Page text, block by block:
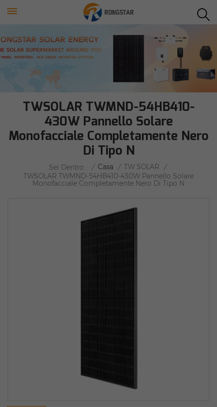
TWSOLAR TWMND-54HB410-
430W Pannello Solare
Monofacciale Completamente Nero
Di Tipo N
Sei Dentro : / Casa / TW SOLAR
/
TWSOLAR TWMND-54HB410-430W Pannello Solare
Monofacciale Completamente Nero Di Tipo N